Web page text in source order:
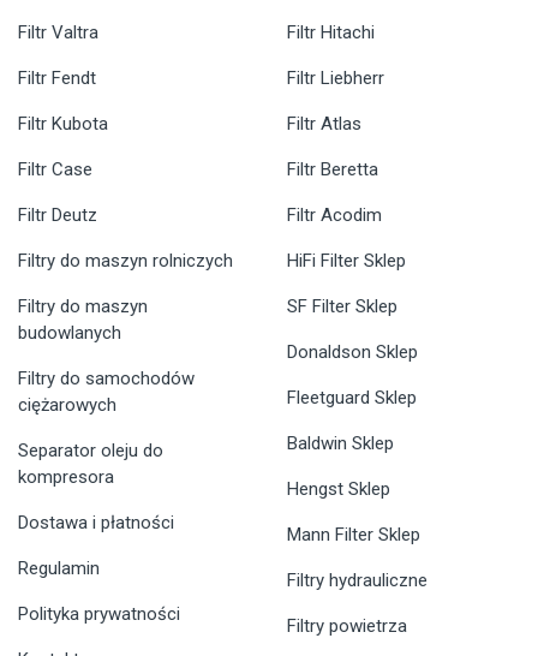
Filtr Valtra
Filtr Fendt
Filtr Kubota
Filtr Case
Filtr Deutz
Filtr Hitachi
Filtr Liebherr
Filtr Atlas
Filtr Beretta
Filtr Acodim
Filtry do maszyn rolniczych
Filtry do maszyn
budowlanych
Filtry do samochodów
ciężarowych
Separator oleju do
kompresora
Dostawa i płatności
Regulamin
Polityka prywatności
HiFi Filter Sklep
SF Filter Sklep
Donaldson Sklep
Fleetguard Sklep
Baldwin Sklep
Hengst Sklep
Mann Filter Sklep
Filtry hydrauliczne
Filtry powietrza